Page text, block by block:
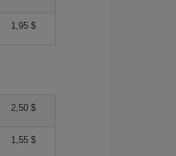
1,95 $
2,50 $
1,55 $